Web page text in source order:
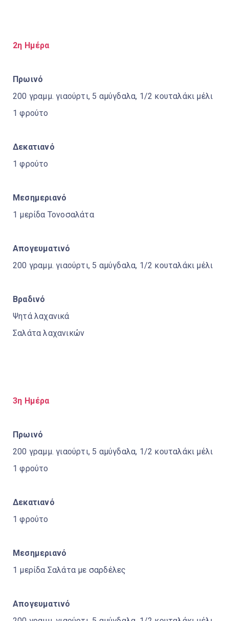
2η Ημέρα
Πρωινό
200 γραμμ. γιαούρτι, 5 αμύγδαλα, 1/2 κουταλάκι μέλι
1 φρούτο
Δεκατιανό
1 φρούτο
Μεσημεριανό
1 μερίδα Τονοσαλάτα
Απογευματινό
200 γραμμ. γιαούρτι, 5 αμύγδαλα, 1/2 κουταλάκι μέλι
Βραδινό
Ψητά λαχανικά
Σαλάτα λαχανικών
3η Ημέρα
Πρωινό
200 γραμμ. γιαούρτι, 5 αμύγδαλα, 1/2 κουταλάκι μέλι
1 φρούτο
Δεκατιανό
1 φρούτο
Μεσημεριανό
1 μερίδα Σαλάτα με σαρδέλες
Απογευματινό